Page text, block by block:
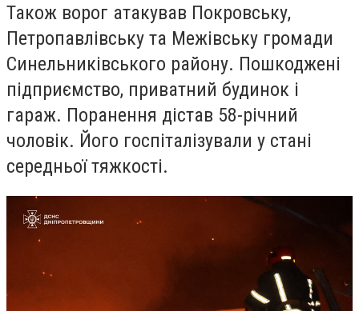
Також ворог атакував Покровську,
Петропавлівську та Межівську громади
Синельниківського району. Пошкоджені
підприємство, приватний будинок і
гараж. Поранення дістав 58-річний
чоловік. Його госпіталізували у стані
середньої тяжкості.